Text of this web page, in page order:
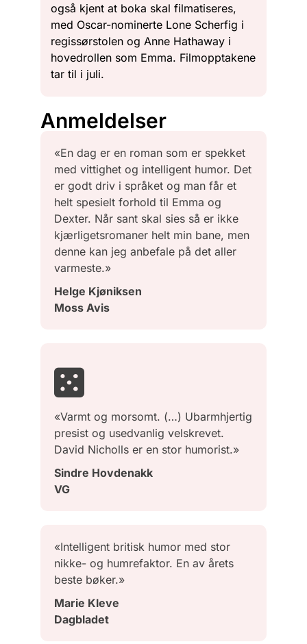
også kjent at boka skal filmatiseres,
med Oscar-nominerte Lone Scherfig i
regissørstolen og Anne Hathaway i
hovedrollen som Emma. Filmopptakene
tar til i juli.
Anmeldelser
«En dag er en roman som er spekket
med vittighet og intelligent humor. Det
er godt driv i språket og man får et
helt spesielt forhold til Emma og
Dexter. Når sant skal sies så er ikke
kjærligetsromaner helt min bane, men
denne kan jeg anbefale på det aller
varmeste.»
Helge Kjøniksen
Moss Avis
«Varmt og morsomt. (…) Ubarmhjertig
presist og usedvanlig velskrevet.
David Nicholls er en stor humorist.»
Sindre Hovdenakk
VG
«Intelligent britisk humor med stor
nikke- og humrefaktor. En av årets
beste bøker.»
Marie Kleve
Dagbladet